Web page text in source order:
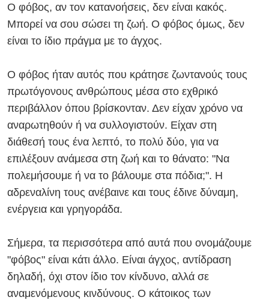
Ο φόβος, αν τον κατανοήσεις, δεν είναι κακός.
Μπορεί να σου σώσει τη ζωή. Ο φόβος όμως, δεν
είναι το ίδιο πράγμα με το άγχος.
Ο φόβος ήταν αυτός που κράτησε ζωντανούς τους
πρωτόγονους ανθρώπους μέσα στο εχθρικό
περιβάλλον όπου βρίσκονταν. Δεν είχαν χρόνο να
αναρωτηθούν ή να συλλογιστούν. Είχαν στη
διάθεσή τους ένα λεπτό, το πολύ δύο, για να
επιλέξουν ανάμεσα στη ζωή και το θάνατο: "Να
πολεμήσουμε ή να το βάλουμε στα πόδια;". Η
αδρεναλίνη τους ανέβαινε και τους έδινε δύναμη,
ενέργεια και γρηγοράδα.
Σήμερα, τα περισσότερα από αυτά που ονομάζουμε
"φόβος" είναι κάτι άλλο. Είναι άγχος, αντίδραση
δηλαδή, όχι στον ίδιο τον κίνδυνο, αλλά σε
αναμενόμενους κινδύνους. Ο κάτοικος των